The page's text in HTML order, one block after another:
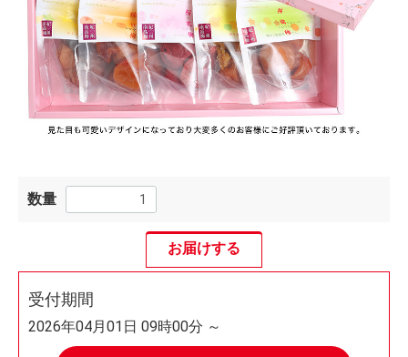
数量
お届けする
受付期間
2026年04月01日 09時00分 ～